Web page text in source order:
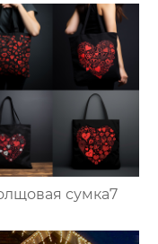
сумка7